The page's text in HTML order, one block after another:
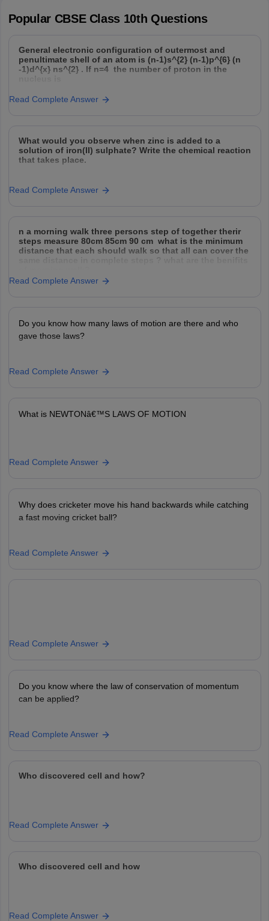
Popular CBSE Class 10th Questions
General electronic configuration of outermost and
penultimate shell of an atom is (n-1)s^{2} (n-1)p^{6} (n
-1)d^{x} ns^{2} . If n=4 the number of proton in the
nucleus is
Read Complete Answer
What would you observe when zinc is added to a
solution of iron(II) sulphate? Write the chemical reaction
that takes place.
Read Complete Answer
n a morning walk three persons step of together therir
steps measure 80cm 85cm 90 cm what is the minimum
distance that each should walk so that all can cover the
same distance in complete steps ? what are the benifits
Read Complete Answer
Do you know how many laws of motion are there and who
gave those laws?
Read Complete Answer
What is NEWTONâ€™S LAWS OF MOTION
Read Complete Answer
Why does cricketer move his hand backwards while catching
a fast moving cricket ball?
Read Complete Answer
Read Complete Answer
Do you know where the law of conservation of momentum
can be applied?
Read Complete Answer
Who discovered cell and how?
Read Complete Answer
Who discovered cell and how
Read Complete Answer